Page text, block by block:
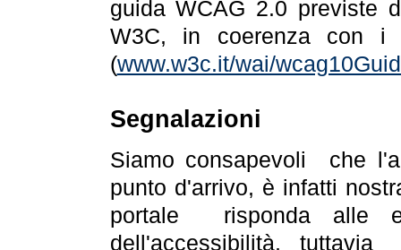
guida WCAG 2.0 previste
W3C, in coerenza con i
(www.w3c.it/wai/
Segnalazioni
Siamo consapevoli che
punto d'arrivo, è infatti
portale risponda alle
dell'accessibilità,